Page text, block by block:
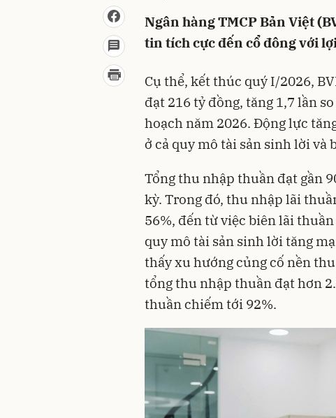
Ngân hàng TMCP Bản Việt
tin tích cực đến cổ đông với
Cụ thể, kết thúc quý I/2026,
đạt 216 tỷ đồng, tăng 1,7 lần
hoạch năm 2026. Động lực
ở cả quy mô tài sản sinh lời và
Tổng thu nhập thuần đạt gần
kỳ. Trong đó, thu nhập lãi
56%, đến từ việc biên lãi
quy mô tài sản sinh lời tăng
thấy xu hướng củng cố nền
tổng thu nhập thuần đạt hơn
thuần chiếm tới 92%.